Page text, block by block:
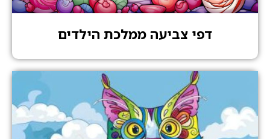
דפי צביעה ממלכת הילדים